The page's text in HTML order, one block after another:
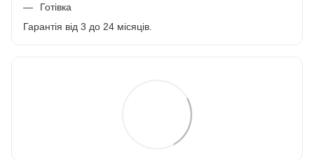
Готівка
Гарантія від 3 до 24 місяців.